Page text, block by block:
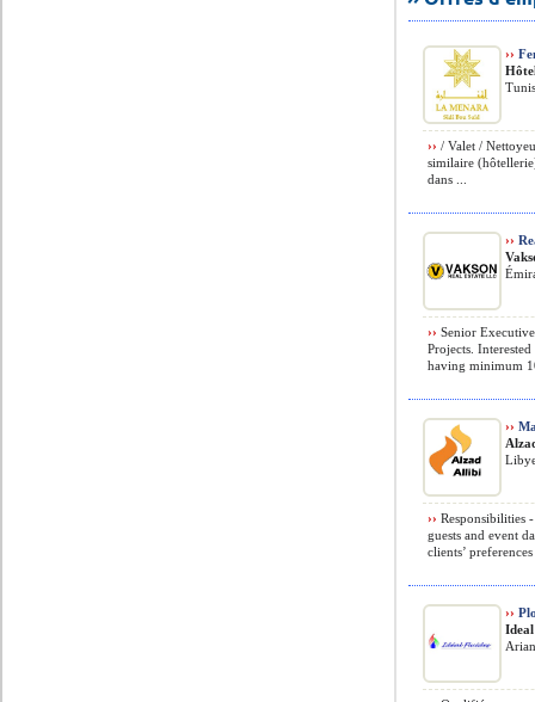
››
›› / Valet /
similaire
dans ...
››
›› Senior
Projects.
having minimum
››
›› Responsibilities
guests and event
clients’
››